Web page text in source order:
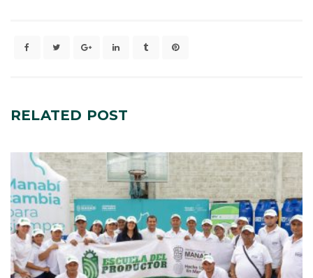
RELATED POST